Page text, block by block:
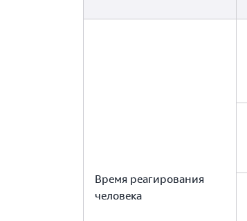
Время реагирования
человека